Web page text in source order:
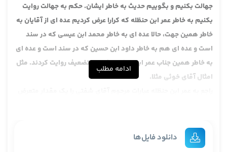
جهالت بکنیم و بگوییم حدیث به خاطر ایشان. حکم به جهالت روایت
بکنیم به خاطر عمر ابن حنظله که کرارا عرض کردیم عده ای از آقایان به
خاطر همین جهت، حالا عده ای به خاطر محمد ابن عیسی که در سند
است و عده ای هم به خاطر داود ابن حسین که در سند است و عده ای
به خاطر همین جناب عمر ابن حنظله حکم به تضعیف روایت کردند. مثل
امثال آقای خوئی مثلا.
دیگری هست ما اصطلاحا اسم این ها را دورنمایی از حال ایشان در
وثاقت گذاشتیم یا غیر وثاقت، ایشان این روایت را آوردند. عرض کردیم
ادامه مطلب
دانلود فایل‌ها